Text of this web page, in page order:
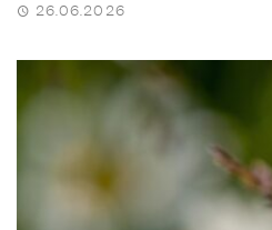
26.06.2026